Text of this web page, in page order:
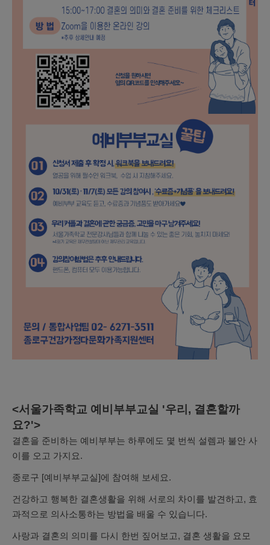
<서울가족학교 예비부부교실 '우리, 결혼할까
요?'>
결혼을 준비하는 예비부부는 하루에도 몇 번씩 설렘과 불안 사
이를 오고 가지요.
종로구 [예비부부교실]에 참여해 보세요.
건강하고 행복한 결혼생활을 위해 서로의 차이를 발견하고, 효
과적으로 의사소통하는 방법을 배울 수 있습니다.
사랑과 결혼의 의미를 다시 한번 짚어보고, 결혼 생활을 요모